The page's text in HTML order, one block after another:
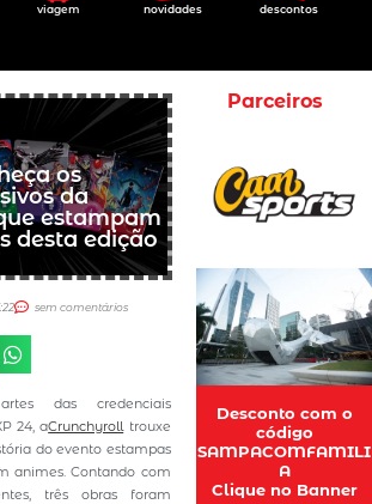
viagem novidades descontos
os
da
estampam
desta edição
sem comentários
das credenciais
24, aCrunchyroll trouxe
do evento estampas
animes. Contando com
três obras foram
Parceiros
Desconto com o
código
SAMPACOMFAMILI
A
Clique no Banner